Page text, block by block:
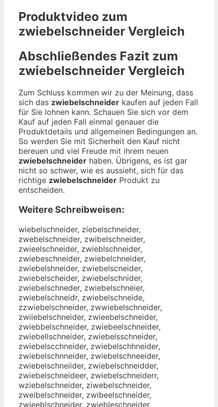
Produktvideo zum
zwiebelschneider Vergleich
Abschließendes Fazit zum
zwiebelschneider Vergleich
Zum Schluss kommen wir zu der Meinung, dass
sich das zwiebelschneider kaufen auf jeden Fall
für Sie lohnen kann. Schauen Sie sich vor dem
Kauf auf jeden Fall einmal genauer die
Produktdetails und allgemeinen Bedingungen an.
So werden Sie mit Sicherheit den Kauf nicht
bereuen und viel Freude mit ihrem neuen
zwiebelschneider haben. Übrigens, es ist gar
nicht so schwer, wie es aussieht, sich für das
richtige zwiebelschneider Produkt zu
entscheiden.
Weitere Schreibweisen:
wiebelschneider, ziebelschneider,
zwebelschneider, zwibelschneider,
zwieelschneider, zwieblschneider,
zwiebeschneider, zwiebelchneider,
zwiebelshneider, zwiebelscneider,
zwiebelscheider, zwiebelschnider,
zwiebelschneder, zwiebelschneier,
zwiebelschneidr, zwiebelschneide,
zzwiebelschneider, zwwiebelschneider,
zwiiebelschneider, zwieebelschneider,
zwiebbelschneider, zwiebeelschneider,
zwiebellschneider, zwiebelsschneider,
zwiebelscchneider, zwiebelschhneider,
zwiebelschnneider, zwiebelschneeider,
zwiebelschneiider, zwiebelschneidder,
zwiebelschneideer, zwiebelschneiderr,
wziebelschneider, ziwebelschneider,
zweibelschneider, zwibeelschneider,
zwieeblschneider, zwiebleschneider,